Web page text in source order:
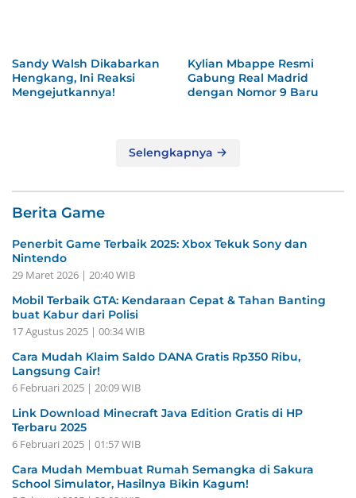
Sandy Walsh Dikabarkan
Hengkang, Ini Reaksi
Mengejutkannya!
Kylian Mbappe Resmi
Gabung Real Madrid
dengan Nomor 9 Baru
Selengkapnya
Berita Game
Penerbit Game Terbaik 2025: Xbox Tekuk Sony dan
Nintendo
29 Maret 2026 | 20:40 WIB
Mobil Terbaik GTA: Kendaraan Cepat & Tahan Banting
buat Kabur dari Polisi
17 Agustus 2025 | 00:34 WIB
Cara Mudah Klaim Saldo DANA Gratis Rp350 Ribu,
Langsung Cair!
6 Februari 2025 | 20:09 WIB
Link Download Minecraft Java Edition Gratis di HP
Terbaru 2025
6 Februari 2025 | 01:57 WIB
Cara Mudah Membuat Rumah Semangka di Sakura
School Simulator, Hasilnya Bikin Kagum!